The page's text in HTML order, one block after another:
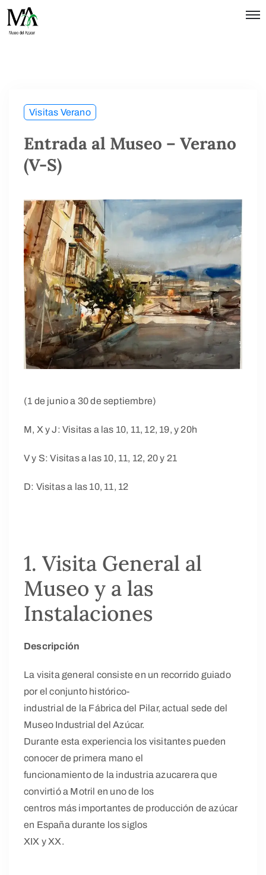
Visitas Verano
Entrada al Museo – Verano
(V-S)
(1 de junio a 30 de septiembre)
M, X y J: Visitas a las 10, 11, 12, 19, y 20h
V y S: Visitas a las 10, 11, 12, 20 y 21
D: Visitas a las 10, 11, 12
1. Visita General al
Museo y a las
Instalaciones
Descripción
La visita general consiste en un recorrido guiado
por el conjunto histórico-
industrial de la Fábrica del Pilar, actual sede del
Museo Industrial del Azúcar.
Durante esta experiencia los visitantes pueden
conocer de primera mano el
funcionamiento de la industria azucarera que
convirtió a Motril en uno de los
centros más importantes de producción de azúcar
en España durante los siglos
XIX y XX.